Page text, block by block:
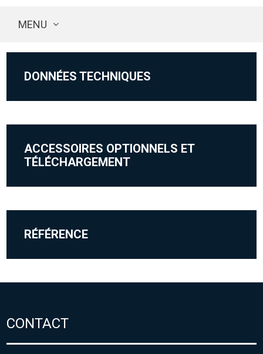
MENU
DONNÉES TECHNIQUES
ACCESSOIRES OPTIONNELS ET
TÉLÉCHARGEMENT
RÉFÉRENCE
CONTACT